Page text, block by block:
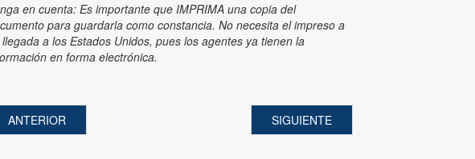
en cuenta: Es importante que IMPRIMA una copia del
para guardarla como constancia. No necesita el impreso a
a los Estados Unidos, pues los agentes ya tienen la
en forma electrónica.
ANTERIOR SIGUIENTE